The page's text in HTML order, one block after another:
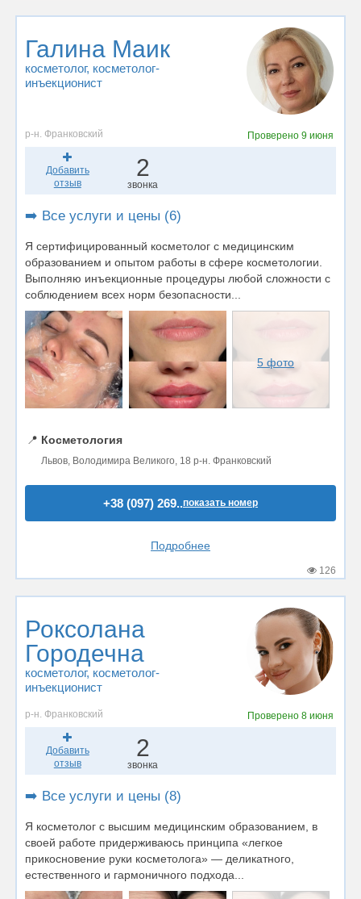
Галина Маик
косметолог, косметолог-
инъекционист
р-н. Франковский Проверено 9 июня
Добавить
отзыв
2
звонка
➡️ Все услуги и цены (6)
Я сертифицированный косметолог с медицинским
образованием и опытом работы в сфере косметологии.
Выполняю инъекционные процедуры любой сложности с
соблюдением всех норм безопасности...
5 фото
📍 Косметология
Львов, Володимира Великого, 18 р-н. Франковский
+38 (097) 269..показать номер
Подробнее
126
Роксолана
Городечна
косметолог, косметолог-
инъекционист
р-н. Франковский Проверено 8 июня
Добавить
отзыв
2
звонка
➡️ Все услуги и цены (8)
Я косметолог с высшим медицинским образованием, в
своей работе придерживаюсь принципа «легкое
прикосновение руки косметолога» — деликатного,
естественного и гармоничного подхода...